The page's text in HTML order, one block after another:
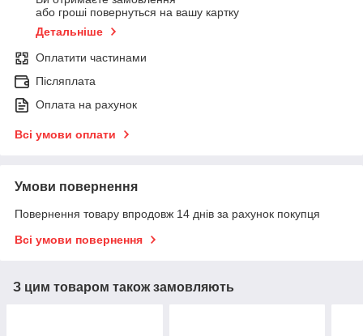
або гроші повернуться на вашу картку
Детальніше
Оплатити частинами
Післяплата
Оплата на рахунок
Всі умови оплати
Умови повернення
Повернення товару впродовж 14 днів за рахунок покупця
Всі умови повернення
З цим товаром також замовляють